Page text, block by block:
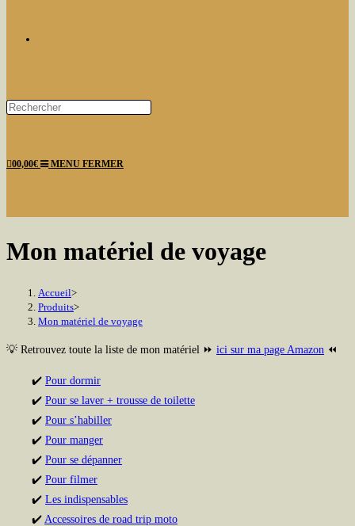
00,00€ MENU FERMER
Mon matériel de voyage
Accueil>
Produits>
Mon matériel de voyage
💡 Retrouvez toute la liste de mon matériel ⏩ ici sur ma page Amazon ⏪
✔️ Pour dormir
✔️ Pour se laver + trousse de toilette
✔️ Pour s’habiller
✔️ Pour manger
✔️ Pour se dépanner
✔️ Pour filmer
✔️ Les indispensables
✔️ Accessoires de road trip moto